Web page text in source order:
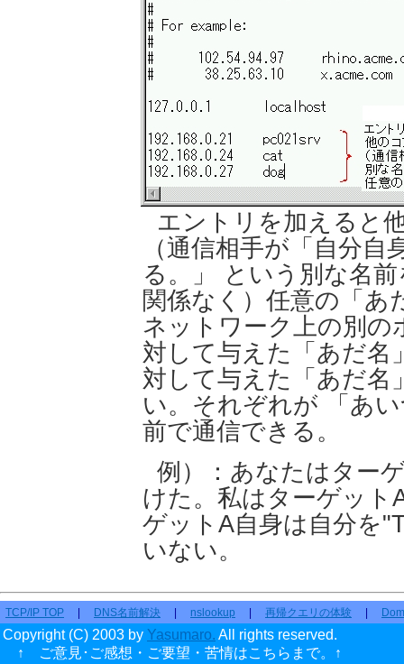
エントリを加えると
（通信相手が「自分
る。」 という別な名
関係なく）任意の「あ
ネットワーク上の別
対して与えた「あだ名
対して与えた「あだ名
い。それぞれが 「あ
前で通信できる。
例）：あなたはター
けた。私はターゲッ
ゲットA自身は自分を
いない。
TCP/IP TOP DNS名前解決 nslookup 再帰クエリの体験
Copyright (C) 2003 by Yasumaro. All rights reserved.
↑ ご意見･ご感想・ご要望・苦情はこちらまで。↑